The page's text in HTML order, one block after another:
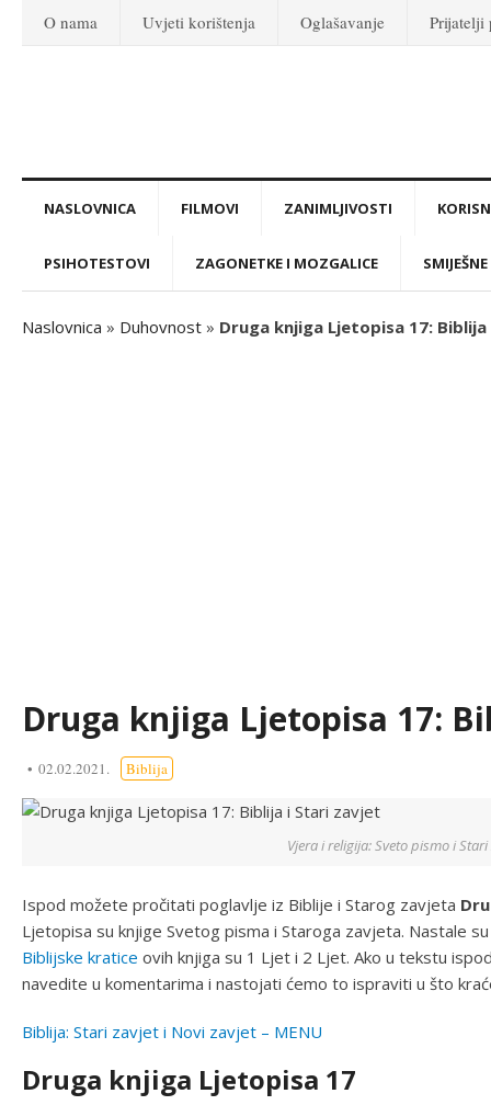
O nama Uvjeti korištenja Oglašavanje Prijatelji
NASLOVNICA FILMOVI ZANIMLJIVOSTI
PSIHOTESTOVI ZAGONETKE I MOZGALICE
Naslovnica » Duhovnost » Druga knjiga Ljetopisa 17:
Druga knjiga Ljetopisa 17:
02.02.2021. Biblija
Vjera i religija: Sveto pismo i
Ispod možete pročitati poglavlje iz Biblije i Starog zavjeta
Ljetopisa su knjige Svetog pisma i Staroga zavjeta. Nastale
Biblijske kratice ovih knjiga su 1 Ljet i 2 Ljet. Ako u tekstu
navedite u komentarima i nastojati ćemo to ispraviti u što
Biblija: Stari zavjet i Novi zavjet – MENU
Druga knjiga Ljetopisa 17